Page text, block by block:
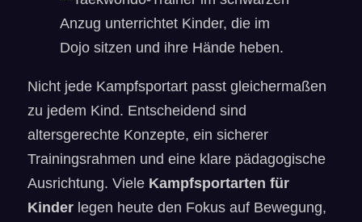
Nicht jede Kampfsportart passt gleichermaßen
zu jedem Kind. Entscheidend sind
altersgerechte Konzepte, ein sicherer
Trainingsrahmen und eine klare pädagogische
Ausrichtung. Viele Kampfsportarten für
Kinder legen heute den Fokus auf Bewegung,